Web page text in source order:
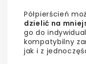
Półpierścień
dzielić na
go do
kompatybilny
jak i z